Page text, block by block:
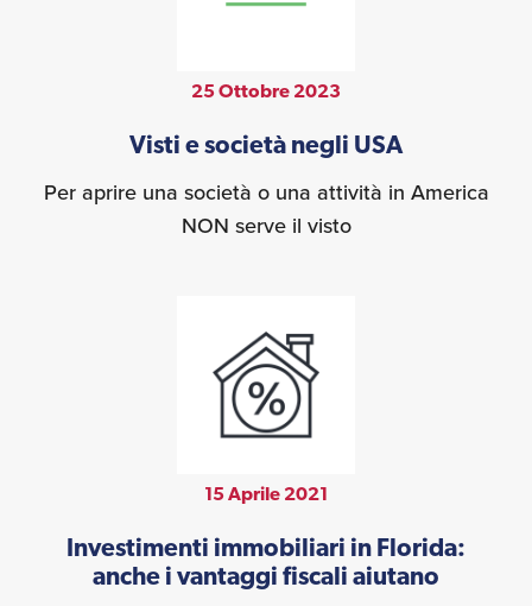
25 Ottobre 2023
Visti e società negli USA
Per aprire una società o una attività in America
NON serve il visto
15 Aprile 2021
Investimenti immobiliari in Florida:
anche i vantaggi fiscali aiutano